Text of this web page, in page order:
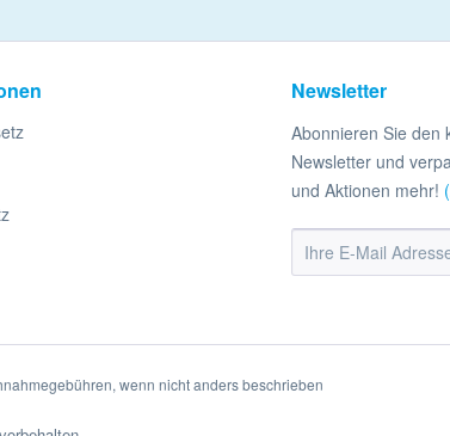
Newsletter
Abonnieren Sie den
Newsletter und
und Aktionen mehr!
wenn nicht anders beschrieben